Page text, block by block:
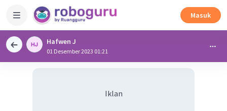
Masuk
Hafwen J
01 Desember 2023 01:21
Iklan